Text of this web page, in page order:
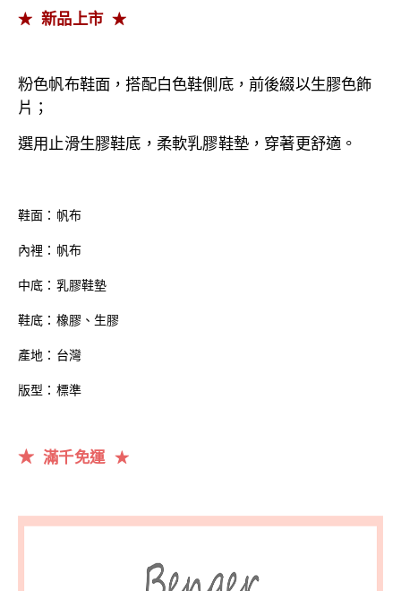
★ 新品上市★
粉色帆布鞋面，搭配白色鞋側底，前後綴以生膠色飾
片 ；
選用止滑生膠鞋底， 柔軟乳膠鞋墊，穿著更舒適。
鞋面：帆布
內裡：帆布
中底：乳膠鞋墊
鞋底：橡膠、生膠
產地：台灣
版型：標準
★ 滿千免運 ★